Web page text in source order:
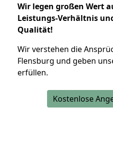
Wir legen großen Wert
Leistungs-Verhältnis
Qualität!
Wir verstehen die
Flensburg und geben
erfüllen.
Kostenlose